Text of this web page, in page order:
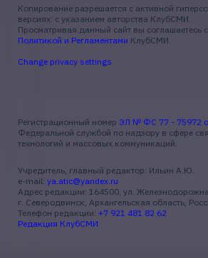
Копирование разрешается с активной
версиях: с указанием авторства КлубСМИ.
Просматривая данный сайт вы соглашаетесь с
Политикой и Регламентами КлубСМИ.
Change privacy settings
Регистрационный номер ЭЛ № ФС 77 - 75972
Федеральной службой по надзору в сфере
технологий и массовых коммуникаций.
Учредитель, главный редактор: Ильин А.Ю.
e-mail: ya.atic@yandex.ru
Адрес редакции: 164500, ул.
г. Северодвинск, Архангельская область,
Телефон редакции: +7 921 481 82 62
Редакция КлубСМИ